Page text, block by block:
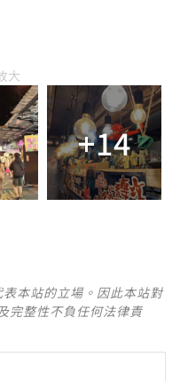
大
+14
本站的立場。因此本站對
完整性不負任何法律責